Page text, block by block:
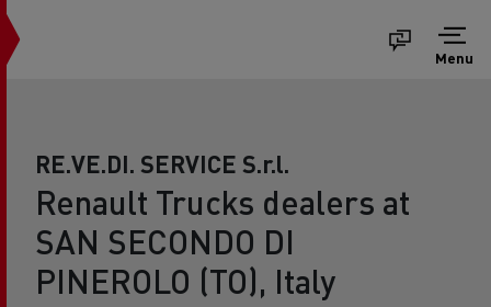
Menu
RE.VE.DI. SERVICE S.r.l.
Renault Trucks dealers at
SAN SECONDO DI
PINEROLO (TO), Italy